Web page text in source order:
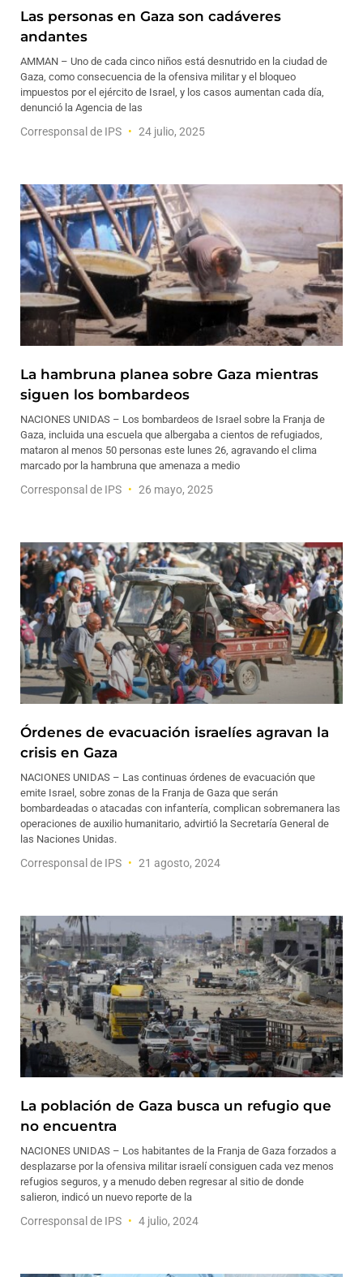
Las personas en Gaza son cadáveres
andantes
AMMAN – Uno de cada cinco niños está desnutrido en la ciudad de
Gaza, como consecuencia de la ofensiva militar y el bloqueo
impuestos por el ejército de Israel, y los casos aumentan cada día,
denunció la Agencia de las
Corresponsal de IPS 24 julio, 2025
La hambruna planea sobre Gaza mientras
siguen los bombardeos
NACIONES UNIDAS – Los bombardeos de Israel sobre la Franja de
Gaza, incluida una escuela que albergaba a cientos de refugiados,
mataron al menos 50 personas este lunes 26, agravando el clima
marcado por la hambruna que amenaza a medio
Corresponsal de IPS 26 mayo, 2025
Órdenes de evacuación israelíes agravan la
crisis en Gaza
NACIONES UNIDAS – Las continuas órdenes de evacuación que
emite Israel, sobre zonas de la Franja de Gaza que serán
bombardeadas o atacadas con infantería, complican sobremanera las
operaciones de auxilio humanitario, advirtió la Secretaría General de
las Naciones Unidas.
Corresponsal de IPS 21 agosto, 2024
La población de Gaza busca un refugio que
no encuentra
NACIONES UNIDAS – Los habitantes de la Franja de Gaza forzados a
desplazarse por la ofensiva militar israelí consiguen cada vez menos
refugios seguros, y a menudo deben regresar al sitio de donde
salieron, indicó un nuevo reporte de la
Corresponsal de IPS 4 julio, 2024